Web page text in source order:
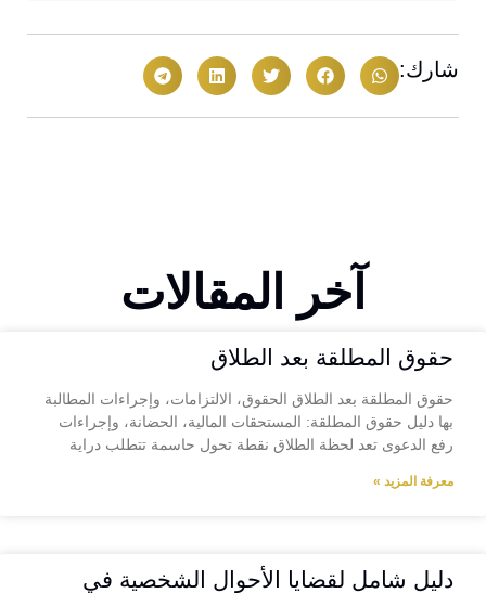
شارك:
آخر المقالات
حقوق المطلقة بعد الطلاق
حقوق المطلقة بعد الطلاق الحقوق، الالتزامات، وإجراءات المطالبة
بها دليل حقوق المطلقة: المستحقات المالية، الحضانة، وإجراءات
رفع الدعوى تعد لحظة الطلاق نقطة تحول حاسمة تتطلب دراية
معرفة المزيد »
دليل شامل لقضايا الأحوال الشخصية في